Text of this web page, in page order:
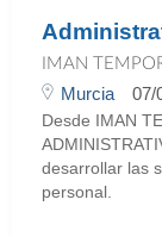
IMAN
Murcia 07/
Desde IMAN
desarrollar las
personal.